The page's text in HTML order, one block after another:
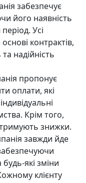
забезпечує
його наявність
Усі
контрактів,
надійність
пропонує
оплати, які
Крім того,
знижки.
завжди йде
які зміни
клієнту